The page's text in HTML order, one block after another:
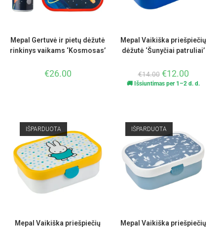
Mepal Gertuvė ir pietų dėžutė
rinkinys vaikams ‘Kosmosas’
€26.00
Mepal Vaikiška priešpiečių
dėžutė ‘Šunyčiai patruliai’
€14.00 €12.00
🚚 Išsiuntimas per 1–2 d. d.
IŠPARDUOTA
Mepal Vaikiška priešpiečių
IŠPARDUOTA
Mepal Vaikiška priešpiečių